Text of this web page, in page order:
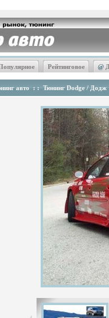
Рейтинговое @
авто : : Тюнинг Dodge / Додж